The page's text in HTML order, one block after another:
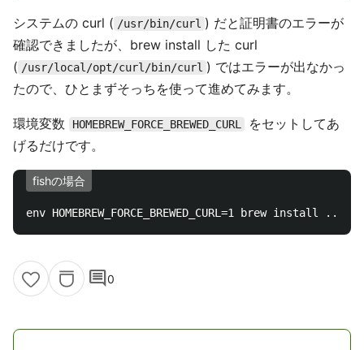
システムの curl ( /usr/bin/curl ) だと証明書のエラーが
確認できましたが、brew install した curl
( /usr/local/opt/curl/bin/curl ) ではエラーが出なかっ
たので、ひとまずそっちを使って進めてみます。
環境変数 HOMEBREW_FORCE_BREWED_CURL
をセットしてあ
げるだけです。
fishの場合
comment0